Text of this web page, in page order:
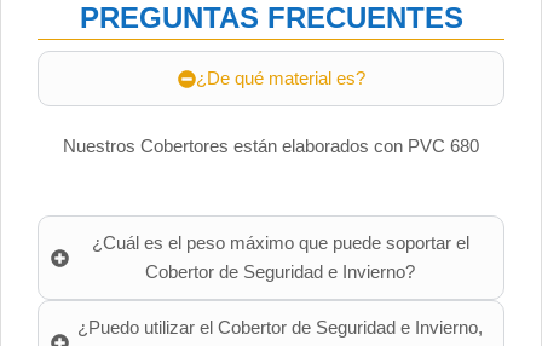
PREGUNTAS FRECUENTES
¿De qué material es?
Nuestros Cobertores están elaborados con PVC 680
¿Cuál es el peso máximo que puede soportar el
Cobertor de Seguridad e Invierno?
¿Puedo utilizar el Cobertor de Seguridad e Invierno,